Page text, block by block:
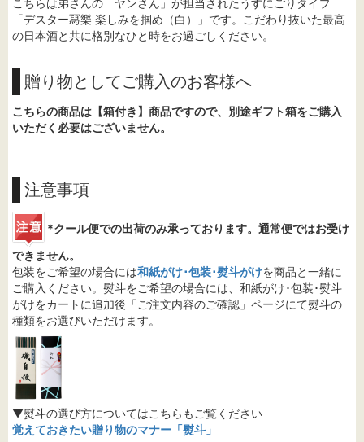
こちらは弟さんの「ヤンさん」が担当されたうすにごりタイプ
「デスター冩樂 楽しみを掴め（白）」です。こだわり抜いた最高
の日本酒と共に格別なひと時をお過ごしください。
贈り物としてご購入のお客様へ
こちらの商品は【箱付き】商品ですので、別途ギフト箱をご購入
いただく必要はございません。
注意事項
*クール便での出荷のみ承っております。通常便ではお受け
できません。
包装をご希望の場合には和紙がけ･包装･熨斗がけを商品と一緒に
ご購入ください。熨斗をご希望の場合には、和紙がけ･包装･熨斗
がけをカートに追加後「ご注文内容のご確認」ページにて熨斗の
種類をお選びいただけます。
▼熨斗の選び方についてはこちらもご覧ください
覚えておきたい贈り物のマナー「熨斗」